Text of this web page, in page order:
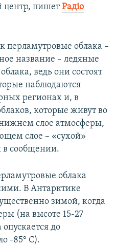
центр, пишетРадіо
перламутровые облака –
название – ледяные
ведь они состоят
наблюдаются
регионах и, в
которые живут во
слое атмосферы,
слое – «сухой»
в сообщении.
облака
В Антарктике
зимой, когда
(на высоте 15-27
до
-85° С).